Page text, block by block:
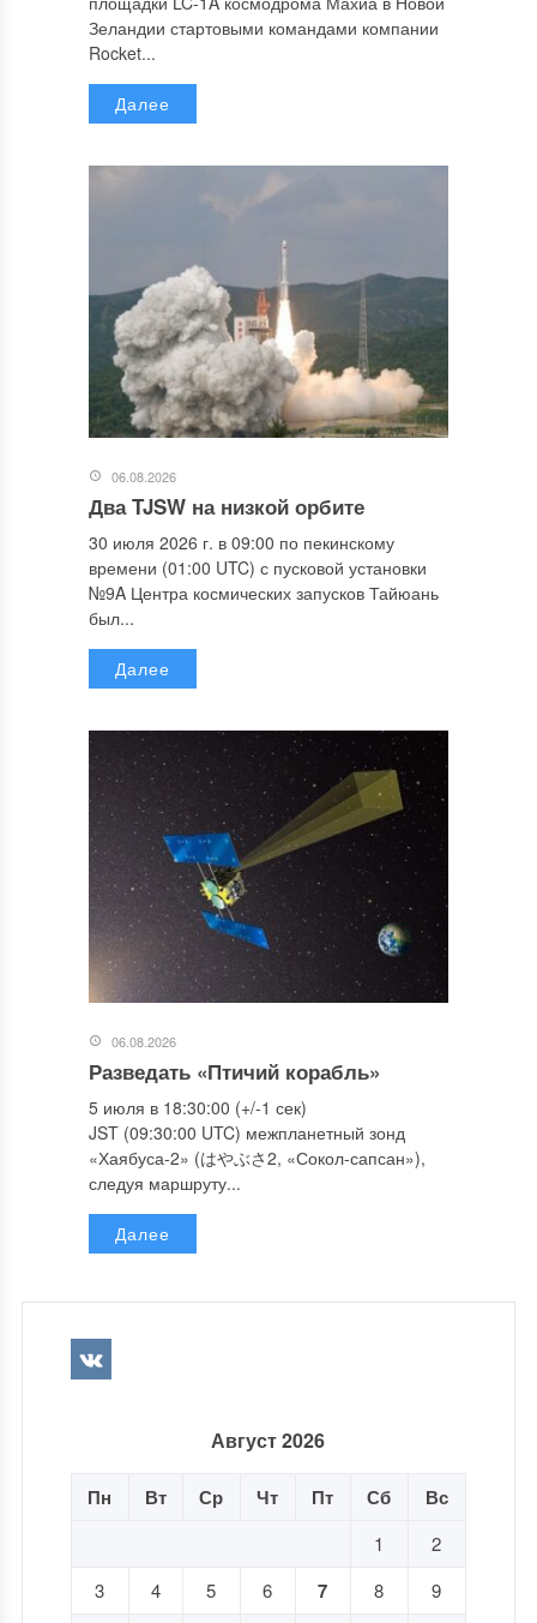
Зеландии стартовыми командами компании
Rocket...
Далее
06.08.2026
Два TJSW на низкой орбите
30 июля 2026 г. в 09:00 по пекинскому
времени (01:00 UTC) с пусковой установки
№9A Центра космических запусков Тайюань
был...
Далее
06.08.2026
Разведать «Птичий корабль»
5 июля в 18:30:00 (+/-1 сек)
JST (09:30:00 UTC) межпланетный зонд
«Хаябуса-2» (はやぶさ2, «Сокол-сапсан»),
следуя маршруту...
Далее
Август 2026
Пн Вт Ср Чт Пт Сб Вс
1
2
3
4 5 6 7 8
9